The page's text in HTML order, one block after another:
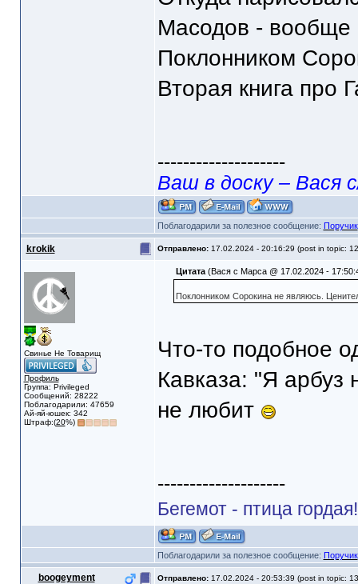
Масодов - вообще
Поклонником
Вторая книга про
--------------------
Ваш в доску – Вася
Поблагодарили за полезное сообщение: Поручик
krokik Отправлено: 17.02.2024 - 20:16:29 (post in topic:
Свинье Не Товарищ
Профиль
Группа: Privileged
Сообщений: 28222
Поблагодарили: 47659
Ай-яй-юшек: 342
Штраф:(20%)
Цитата(Вася с Марса @ 17.02.2024 -
Поклонником Сорокина не являюсь.
Что-то подобное
Кавказа: "Я
не любит
--------------------
Бегемот - птица
Поблагодарили за полезное сообщение: Поручик
boogeyment Отправлено: 17.02.2024 - 20:53:39 (post in topic: